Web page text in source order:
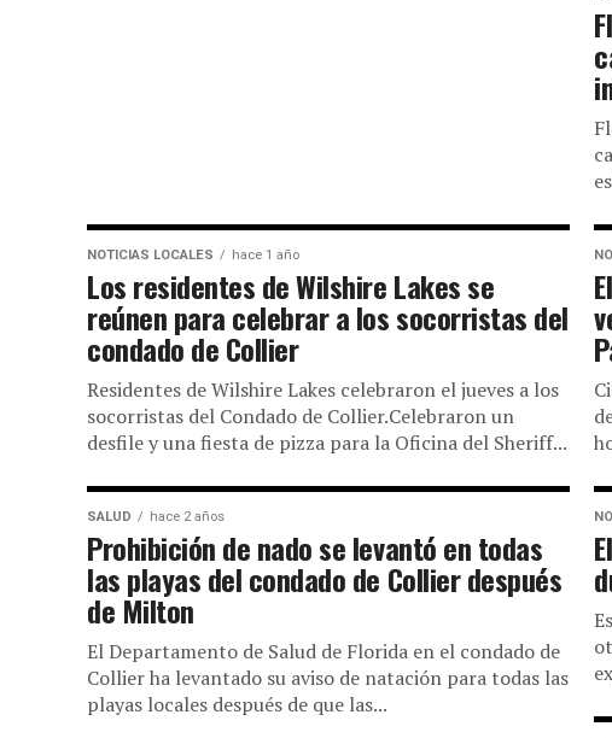
NOTICIAS LOCALES hace 1 año
Los residentes de Wilshire Lakes se
reúnen para celebrar a los socorristas del
condado de Collier
Residentes de Wilshire Lakes celebraron el jueves a los
socorristas del Condado de Collier.Celebraron un
desfile y una fiesta de pizza para la Oficina del Sheriff...
SALUD hace 2 años
Prohibición de nado se levantó en todas
las playas del condado de Collier después
de Milton
El Departamento de Salud de Florida en el condado de
Collier ha levantado su aviso de natación para todas las
playas locales después de que las...